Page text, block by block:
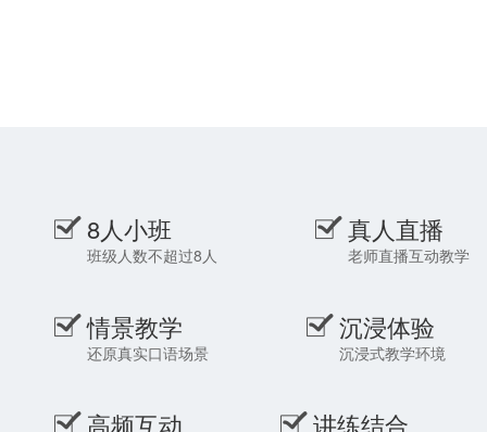
8人小班
班级人数不超过8人
真人直播
老师直播互动教学
情景教学
还原真实口语场景
沉浸体验
沉浸式教学环境
高频互动 讲练结合